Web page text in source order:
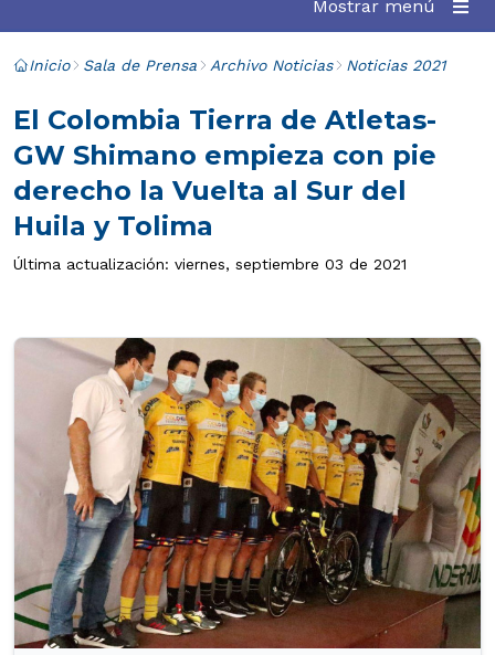
Mostrar menú
Inicio Sala de Prensa Archivo Noticias Noticias 2021
El Colombia Tierra de Atletas-
GW Shimano empieza con pie
derecho la Vuelta al Sur del
Huila y Tolima
Última actualización: viernes, septiembre 03 de 2021